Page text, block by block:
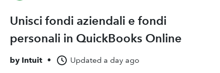
Unisci fondi aziendali e fondi
personali in QuickBooks Online
by Intuit • Updated a day ago